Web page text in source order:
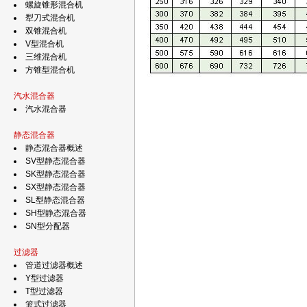
螺旋锥形混合机
犁刀式混合机
双锥混合机
V型混合机
三维混合机
方锥型混合机
汽水混合器
汽水混合器
静态混合器
静态混合器概述
SV型静态混合器
SK型静态混合器
SX型静态混合器
SL型静态混合器
SH型静态混合器
SN型分配器
过滤器
管道过滤器概述
Y型过滤器
T型过滤器
篮式过滤器